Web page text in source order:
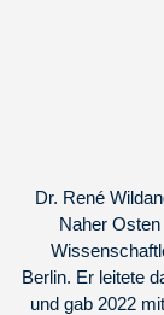
Dr. René
Naher
Berlin. Er leitete
und gab 2022